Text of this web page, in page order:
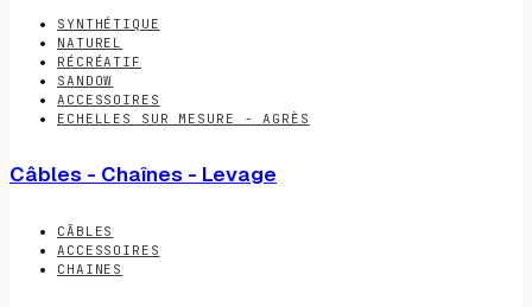
SYNTHÉTIQUE
NATUREL
RÉCRÉATIF
SANDOW
ACCESSOIRES
ECHELLES SUR MESURE - AGRÈS
Câbles - Chaînes - Levage
CÂBLES
ACCESSOIRES
CHAINES